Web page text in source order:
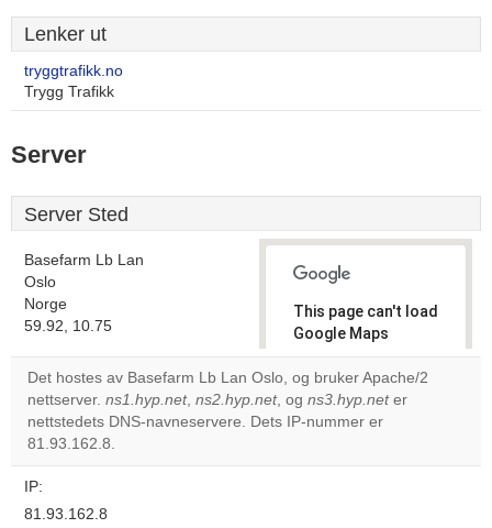
Lenker ut
tryggtrafikk.no
Trygg Trafikk
Server
Server Sted
Basefarm Lb Lan
Oslo
Norge
59.92, 10.75
This page can't load
Google Maps
correctly.
Do you
own this
Det hostes av Basefarm Lb Lan Oslo, og bruker Apache/2
nettserver. ns1.hyp.net, ns2.hyp.net, og ns3.hyp.neter
nettstedets DNS-navneservere. Dets IP-nummer er
81.93.162.8.
IP:
81.93.162.8